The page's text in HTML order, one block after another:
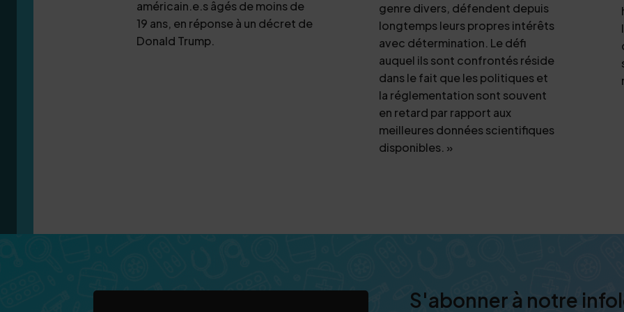
américain.e.s âgés de moins de
19 ans, en réponse à un décret de
Donald Trump.
genre divers, défendent depuis
longtemps leurs propres intérêts
avec détermination. Le défi
auquel ils sont confrontés réside
dans le fait que les politiques et
la réglementation sont souvent
en retard par rapport aux
meilleures données scientifiques
disponibles. »
S'abonner à notre